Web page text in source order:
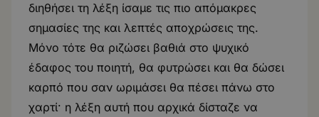
διηθήσει τη λέξη ίσαμε τις πιο απόμακρες
σημασίες της και λεπτές αποχρώσεις της.
Μόνο τότε θα ριζώσει βαθιά στο ψυχικό
έδαφος του ποιητή, θα φυτρώσει και θα δώσει
καρπό που σαν ωριμάσει θα πέσει πάνω στο
χαρτί· η λέξη αυτή που αρχικά δίσταζε να